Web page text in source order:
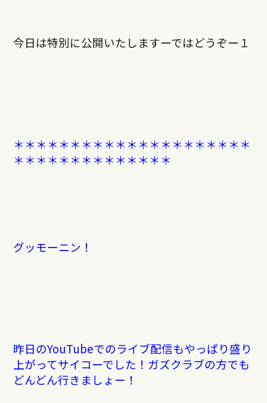
今日は特別に公開いたしますーではどうぞー１
＊＊＊＊＊＊＊＊＊＊＊＊＊＊＊＊＊＊＊＊＊
＊＊＊＊＊＊＊＊＊＊＊＊＊＊
グッモーニン！
昨日のYouTubeでのライブ配信もやっぱり盛り
上がってサイコーでした！ガズクラブの方でも
どんどん行きましょー！